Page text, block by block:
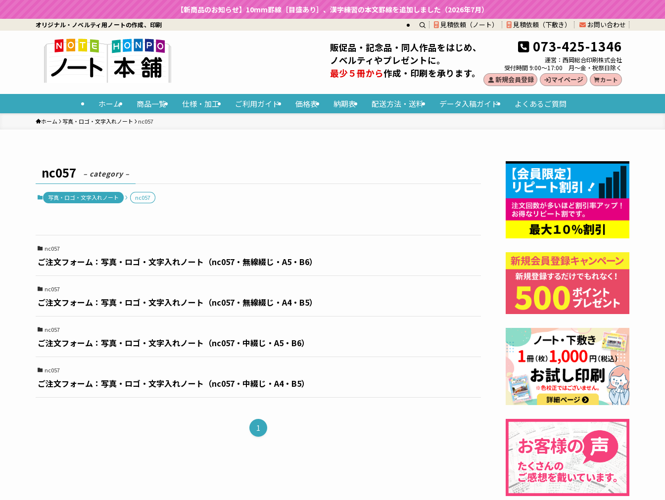
【新商品のお知らせ】10mm罫線［目盛あり］、漢字練習の本文罫線を追加しました（2026年7月）
オリジナル・ノベルティ用ノートの作成、印刷 見積依頼（ノート） 見積依頼（下敷き） お問い合わせ
ホーム 商品一覧 仕様・加工 ご利用ガイド 価格表 納期表 配送方法・送料 データ入稿ガイド よくあるご質問
販促品・記念品・同人作品をはじめ、
ノベルティやプレゼントに。
最少５冊から作成・印刷を承ります。
073-425-1346
運営：西岡総合印刷株式会社
受付時間 9:00～17:00 月～金・祝祭日除く
新規会員登録 マイページ カート
ホーム 写真・ロゴ・文字入れノート nc057
nc057 – category –
写真・ロゴ・文字入れノート nc057
nc057
ご注文フォーム：写真・ロゴ・文字入れノート（nc057・無線綴じ・A5・B6）
nc057
ご注文フォーム：写真・ロゴ・文字入れノート（nc057・無線綴じ・A4・B5）
nc057
ご注文フォーム：写真・ロゴ・文字入れノート（nc057・中綴じ・A5・B6）
nc057
ご注文フォーム：写真・ロゴ・文字入れノート（nc057・中綴じ・A4・B5）
1